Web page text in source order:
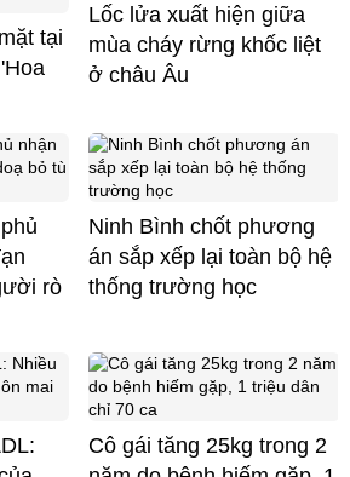
tại
Lốc lửa xuất hiện giữa
mùa cháy rừng khốc liệt
ở châu Âu
rò
Ninh Bình chốt phương
án sắp xếp lại toàn bộ hệ
thống trường học
Cô gái tăng 25kg trong 2